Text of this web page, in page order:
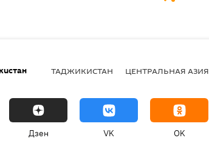
ТАДЖИКИСТАН ЦЕНТРАЛЬНАЯ АЗИЯ
Дзен VK OK